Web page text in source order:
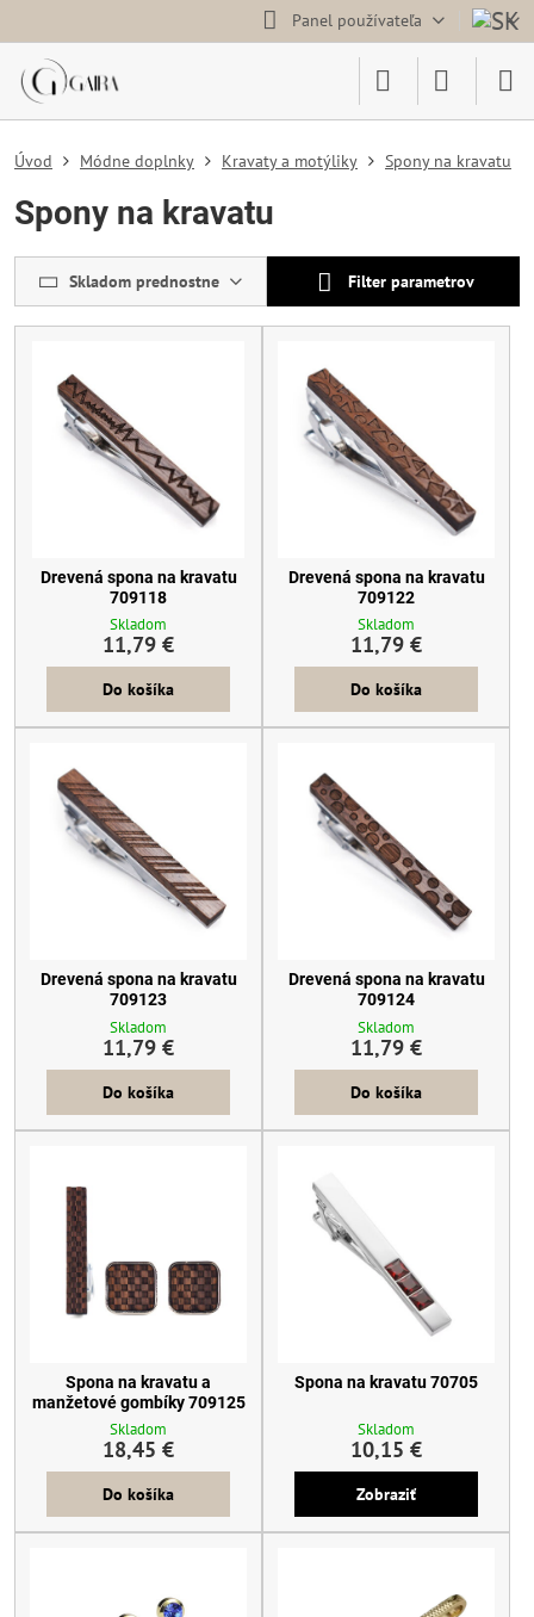
Panel používateľa
Úvod Módne doplnky Kravaty a motýliky Spony na kravatu
Spony na kravatu
Skladom prednostne Filter parametrov
Drevená spona na kravatu
709118
Skladom
11,79 €
Do košíka
Drevená spona na kravatu
709122
Skladom
11,79 €
Do košíka
Drevená spona na kravatu
709123
Skladom
11,79 €
Do košíka
Drevená spona na kravatu
709124
Skladom
11,79 €
Do košíka
Spona na kravatu a
manžetové gombíky 709125
Skladom
18,45 €
Do košíka
Spona na kravatu 70705
Skladom
10,15 €
Zobraziť